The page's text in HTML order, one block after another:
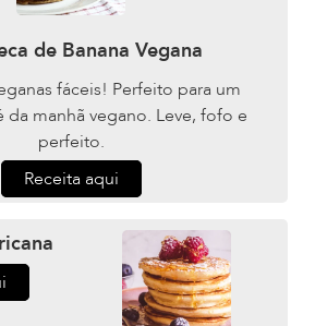
de Banana Vegana
fáceis! Perfeito para um
da manhã vegano. Leve, fofo e
perfeito.
Receita aqui